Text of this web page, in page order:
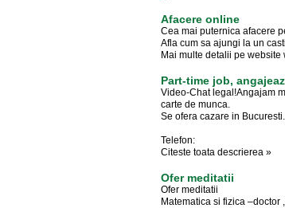
Afacere online
Cea mai puternica afacere
Afla cum sa ajungi la un
Mai multe detalii pe website
Part-time job,
Video-Chat legal!Angajam
carte de munca.
Se ofera cazare in Bucuresti.
Telefon:
Citeste toata descrierea »
Ofer meditatii
Ofer meditatii
Matematica si fizica